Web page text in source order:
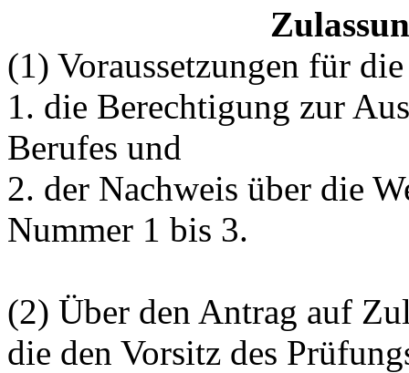
(1) Voraussetzungen für
1. die Berechtigung zur
Berufes und
2. der Nachweis über die
Nummer 1 bis 3.
(2) Über den Antrag auf
die den Vorsitz des